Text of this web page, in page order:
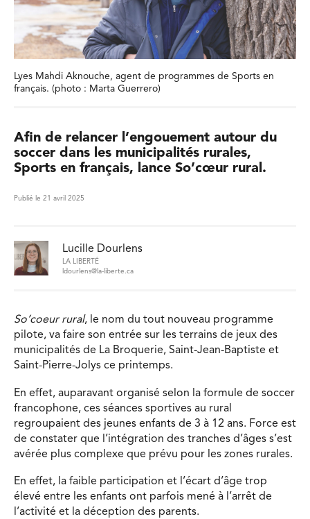
Lyes Mahdi Aknouche, agent de programmes de Sports en
français. (photo : Marta Guerrero)
Afin de relancer l’engouement autour du
soccer dans les municipalités rurales,
Sports en français, lance So’cœur rural.
Publié le 21 avril 2025
Lucille Dourlens
LA LIBERTÉ
ldourlens@la-liberte.ca
So’coeur rural, le nom du tout nouveau programme
pilote, va faire son entrée sur les terrains de jeux des
municipalités de La Broquerie, Saint-Jean-Baptiste et
Saint-Pierre-Jolys ce printemps.
En effet, auparavant organisé selon la formule de soccer
francophone, ces séances sportives au rural
regroupaient des jeunes enfants de 3 à 12 ans. Force est
de constater que l’intégration des tranches d’âges s’est
avérée plus complexe que prévu pour les zones rurales.
En effet, la faible participation et l’écart d’âge trop
élevé entre les enfants ont parfois mené à l’arrêt de
l’activité et la déception des parents.